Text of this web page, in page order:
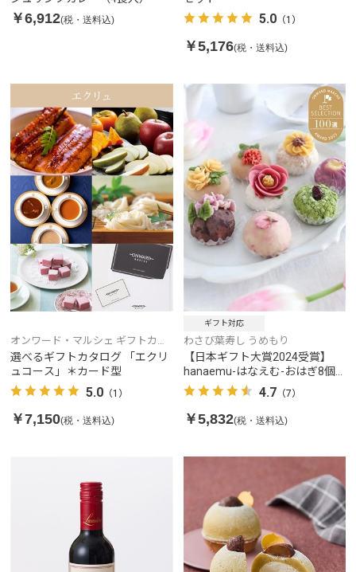
￥6,912(税・送料込) 5.0（1）
￥5,176(税・送料込)
オンワード・マルシェ ギフトカタ
ログ
選べるギフトカタログ 「エクリ
ュコース」＊カード型
5.0 （1）
￥7,150(税・送料込)
ギフト対応
わさび葉寿し うめもり
【日本ギフト大賞2024受賞】
hanaemu-はなえむ-おはぎ8個
入
4.7（7）
￥5,832(税・送料込)